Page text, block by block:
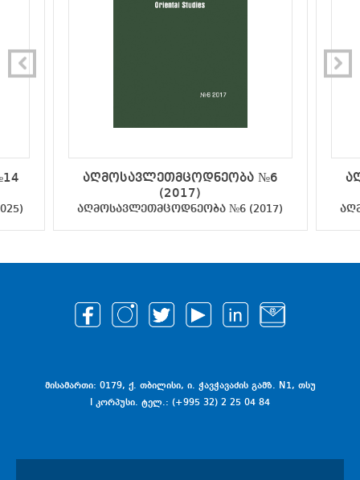
აღმოსავლეთმცოდნეობა №6
(2017)
აღმოსავლეთმცოდნეობა №6 (2017)
მისამართი: 0179, ქ. თბილისი, ი. ჭავჭავაძის გამზ. N1, თსუ
I კორპუსი. ტელ.: (+995 32) 2 25 04 84